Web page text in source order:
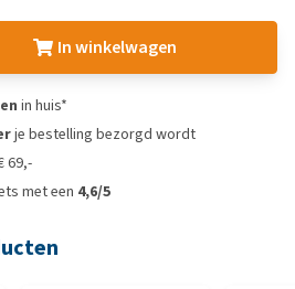
In winkelwagen
in huis*
je bestelling bezorgd wordt
69,-
met een 4,6/5